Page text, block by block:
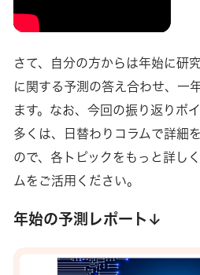
さて、自分の方からは年始に研
に関する予測の答え合わせ、一
ます。なお、今回の振り返りポ
多くは、日替わりコラムで詳細
ので、各トピックをもっと詳し
ムをご活用ください。
年始の予測レポート↓